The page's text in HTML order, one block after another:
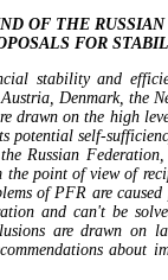
OF THE
FOR
stability and
Denmark, the
drawn on the high
potential self-
Russian
the point of view of
of PFR are
and can't be
are drawn on
about